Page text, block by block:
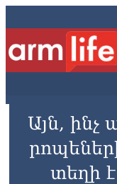
Այն, ինչ
տեղի է